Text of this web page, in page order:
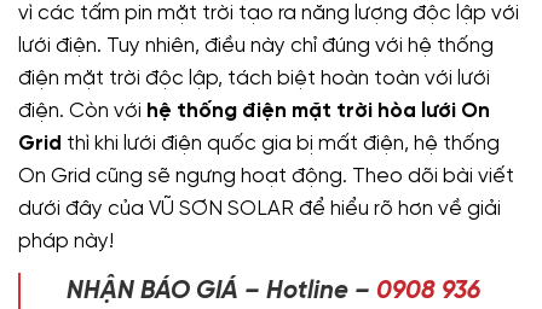
vì các tấm pin mặt trời tạo ra năng lượng độc lập với
lưới điện. Tuy nhiên, điều này chỉ đúng với hệ thống
điện mặt trời độc lập, tách biệt hoàn toàn với lưới
điện. Còn với hệ thống điện mặt trời hòa lưới On
Grid thì khi lưới điện quốc gia bị mất điện, hệ thống
On Grid cũng sẽ ngưng hoạt động. Theo dõi bài viết
dưới đây của VŨ SƠN SOLAR để hiểu rõ hơn về giải
pháp này!
NHẬN BÁO GIÁ – Hotline – 0908 936